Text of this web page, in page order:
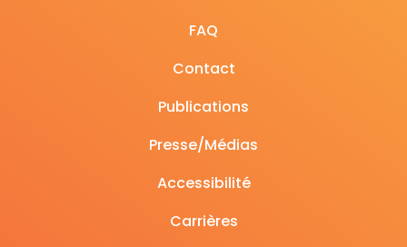
FAQ
Contact
Publications
Presse/Médias
Accessibilité
Carrières